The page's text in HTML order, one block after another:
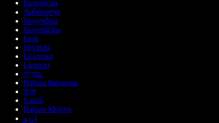
Български
ქართული
Slovenčina
Slovenščina
Eesti
Hrvatski
Ελληνικά
Lietuvių
עברית
Bahasa Indonesia
বাংলা
Català
Bahasa Melayu
اردو